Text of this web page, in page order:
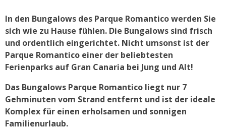
In den Bungalows des Parque Romantico werden Sie
sich wie zu Hause fühlen. Die Bungalows sind frisch
und ordentlich eingerichtet. Nicht umsonst ist der
Parque Romantico einer der beliebtesten
Ferienparks auf Gran Canaria bei Jung und Alt!
Das Bungalows Parque Romantico liegt nur 7
Gehminuten vom Strand entfernt und ist der ideale
Komplex für einen erholsamen und sonnigen
Familienurlaub.